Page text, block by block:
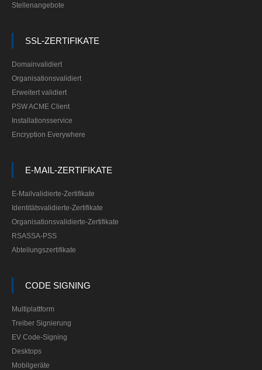
Stellenangebote
SSL-ZERTIFIKATE
Domainvalidiert
Organisationsvalidiert
Erweitert validiert
PSW ACME Client
Installationsservice
Encryption Everywhere
E-MAIL-ZERTIFIKATE
E-Mailvalidierte-Zertifikate
Identitätsvalidierte-Zertifikate
Organisationsvalidierte-Zertifikate
RSASSA-PSS
Abteilungszertifikate
CODE SIGNING
Multiplattform
Treiber Signierung
EV Code-Signing
Desktops
Mobilgeräte